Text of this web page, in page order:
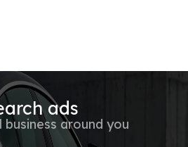
ads
business around you